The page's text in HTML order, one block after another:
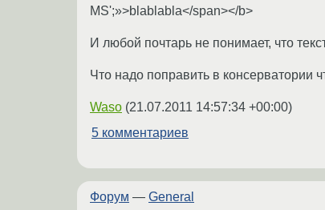
MS';»>blablabla</span></b>
И любой почтарь не понимает, что
Что надо поправить в консерватории
Waso (21.07.2011 14:57:34 +00:00)
5 комментариев
Форум — General